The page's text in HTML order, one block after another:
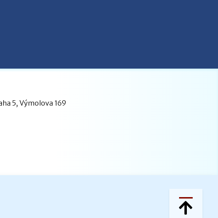
5, Výmolova 169